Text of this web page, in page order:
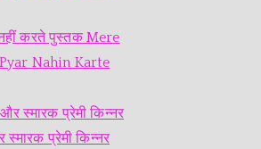
करते पुस्तक Mere
Nahin Karte
प्रेमी किन्नर